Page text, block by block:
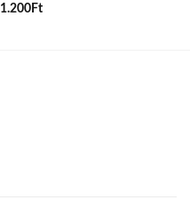
1.200Ft